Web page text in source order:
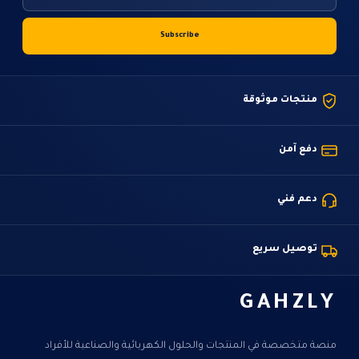
منتجات موثوقة
دفع آمن
دعم فني
توصيل سريع
GAHZLY
منصة متخصصة في المنتجات والحلول الكهربائية والصناعية للأفراد